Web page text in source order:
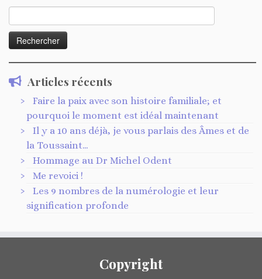
Articles récents
Faire la paix avec son histoire familiale; et
pourquoi le moment est idéal maintenant
Il y a 10 ans déjà, je vous parlais des Âmes et de
la Toussaint…
Hommage au Dr Michel Odent
Me revoici !
Les 9 nombres de la numérologie et leur
signification profonde
Copyright